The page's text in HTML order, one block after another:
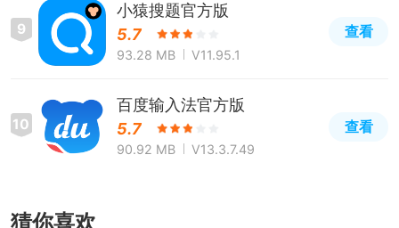
9
小猿搜题官方版
5.7
93.28 MB V11.95.1
查看
10
百度输入法官方版
5.7
90.92 MB V13.3.7.49
查看
猜你喜欢